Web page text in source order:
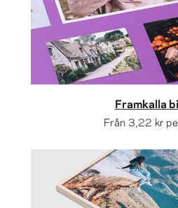
Framkalla
Från 3,22 kr